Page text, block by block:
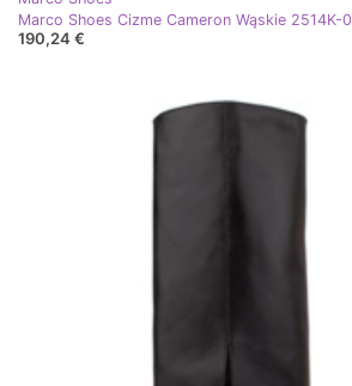
Marco Shoes Cizme Cameron Wąskie 2514K-
190,24 €